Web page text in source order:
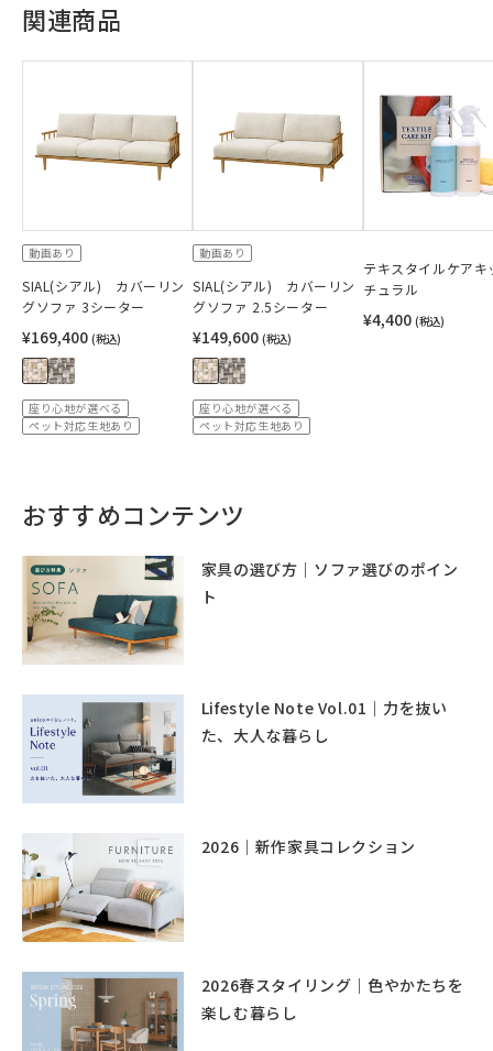
関連商品
動画あり
SIAL(シアル) カバーリン
グソファ 3シーター
¥169,400 (税込)
座り心地が選べる
ペット対応生地あり
動画あり
SIAL(シアル) カバーリン
グソファ 2.5シーター
¥149,600 (税込)
座り心地が選べる
ペット対応生地あり
テキスタイルケアキ
チュラル
¥4,400 (税込)
おすすめコンテンツ
家具の選び方｜ソファ選びのポイン
ト
Lifestyle Note Vol.01｜力を抜い
た、大人な暮らし
2026｜新作家具コレクション
2026春スタイリング｜色やかたちを
楽しむ暮らし